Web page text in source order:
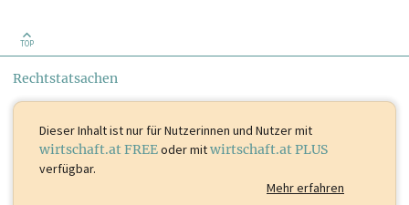
TOP
Rechtstatsachen
Dieser Inhalt istnur für Nutzerinnen und Nutzer mit
wirtschaft.at FREEoder mitwirtschaft.at PLUS
verfügbar.
Mehr erfahren